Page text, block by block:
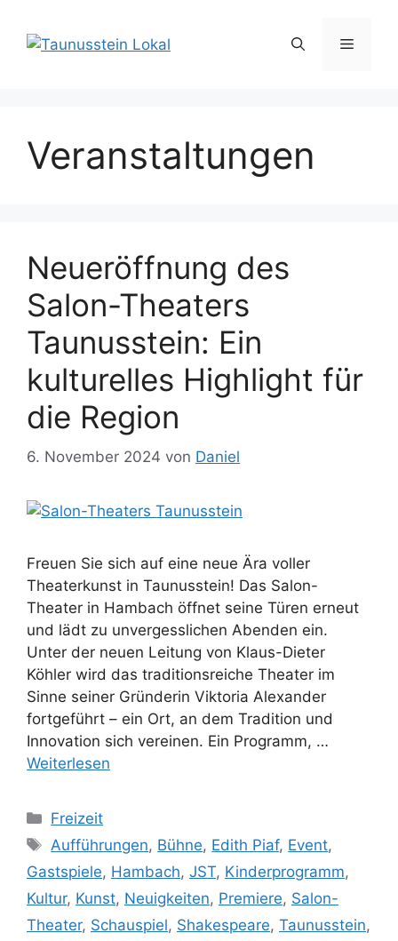
Inhalt
springen
Menü
Veranstaltungen
Neueröffnung des
Salon-Theaters
Taunusstein: Ein
kulturelles Highlight für
die Region
6. November 2024 von Daniel
Freuen Sie sich auf eine neue Ära voller
Theaterkunst in Taunusstein! Das Salon-
Theater in Hambach öffnet seine Türen erneut
und lädt zu unvergesslichen Abenden ein.
Unter der neuen Leitung von Klaus-Dieter
Köhler wird das traditionsreiche Theater im
Sinne seiner Gründerin Viktoria Alexander
fortgeführt – ein Ort, an dem Tradition und
Innovation sich vereinen. Ein Programm, …
Weiterlesen
Kategorien
Freizeit
Schlagwörter
Aufführungen, Bühne, Edith Piaf, Event,
Gastspiele, Hambach, JST, Kinderprogramm,
Kultur, Kunst, Neuigkeiten, Premiere, Salon-
Theater, Schauspiel, Shakespeare, Taunusstein,